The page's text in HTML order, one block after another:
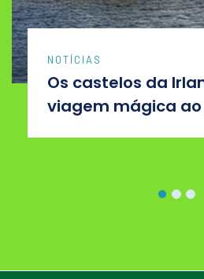
NOTÍCIAS
Os castelos da
viagem mágica